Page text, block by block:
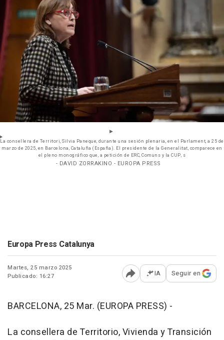
La consellera de Territori, Silvia Paneque, durante una sesión plenaria, en el Parlament, a 25 de
marzo de 2025, en Barcelona, Cataluña (España). El presidente de la Generalitat, comparece en
el pleno monográfico que, a petición de ERC, Comuns y la CUP, s
- DAVID ZORRAKINO - EUROPA PRESS
Europa Press Catalunya
Martes, 25 marzo 2025
Publicado: 16:27
Abrir opciones para
IA Seguir en
BARCELONA, 25 Mar. (EUROPA PRESS) -
La consellera de Territorio, Vivienda y Transición